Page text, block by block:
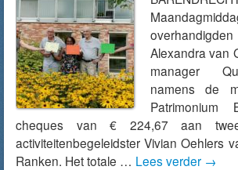
Alexandra van
manager
namens de
Patrimonium
cheques van € 224,67 aan
activiteitenbegeleidster Vivian Oehlers
Ranken. Het totale … Lees verder →